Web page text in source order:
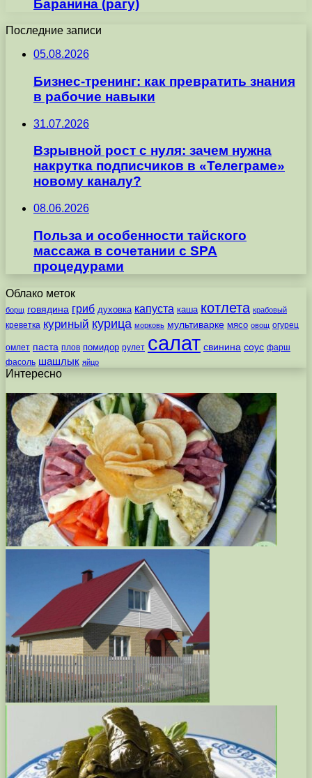
Баранина (рагу)
Последние записи
05.08.2026
Бизнес-тренинг: как превратить знания
в рабочие навыки
31.07.2026
Взрывной рост с нуля: зачем нужна
накрутка подписчиков в «Телеграме»
новому каналу?
08.06.2026
Польза и особенности тайского
массажа в сочетании с SPA
процедурами
Облако меток
борщ говядина гриб духовка капуста каша котлета крабовый
креветка куриный курица морковь мультиварке мясо овощ огурец
омлет паста плов помидор рулет салат свинина соус фарш
фасоль шашлык яйцо
Интересно